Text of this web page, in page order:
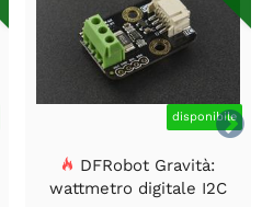

disponibile
DFRobot Gravità:
wattmetro digitale I2C